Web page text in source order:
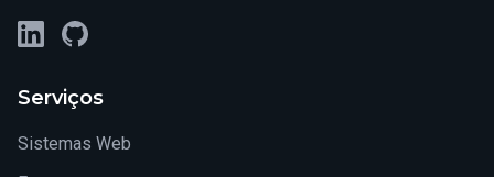
LinkedInGitHub
Serviços
Sistemas Web